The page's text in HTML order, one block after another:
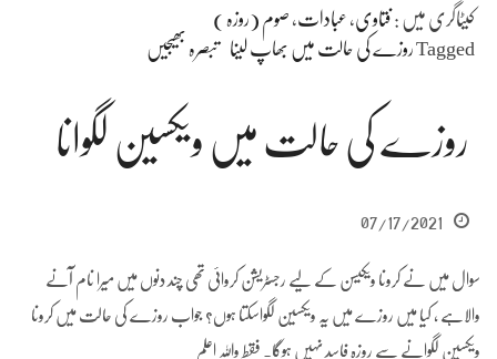
کیٹاگری میں : فتاوی، عبادات، صوم (روزہ )
Taggedروزے کی حالت میں بھاپ لینا تبصرہ بھیجیں
روزے کی حالت میں ویکسین لگوانا
07/17/2021
سوال میں نے کرونا ویکیسن کے لیے رجسٹریشن کروائی تھی چند دنوں میں میرا نام آنے
والاہے ، کیا میں روزے میں یہ ویکسین لگواسکتا ہوں؟ جواب روزے کی حالت میں کرونا
ویکسین لگوانے سے روزہ فاسد نہیں ہوگا۔ فقط واللہ اعلم